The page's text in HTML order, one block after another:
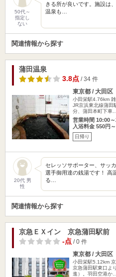
50代～
指定し
ない
きる所が良いです。施設は
温泉も…
関連情報から探す
蒲田温泉
3.8点/ 34 件
東京都 / 大田区
小田栄駅4.76km
JR京浜東北線蒲田
分、蒲田本町下車…
営業時間 10:00
入浴料金 550円～
日帰り
20代 男
性
セレッソサポーター、サッ
選手御用達の銭湯です！ 高
る…
関連情報から探す
京急ＥＸイン 京急蒲田駅前
-点/ 0 件
東京都 / 大田区
小田栄駅5.12km
京急蒲田駅東口よ
進）。羽田空港か…